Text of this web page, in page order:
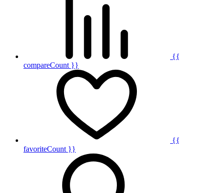
{{
compareCount }}
{{
favoriteCount }}